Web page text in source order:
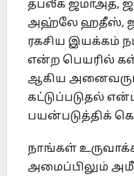
தப்லீக் ஜமாஅத்,
அஹ்லே ஹதீஸ்,
ரகசிய இயக்கம்
என்ற பெயரில்
ஆகிய
கட்டுப்படுதல்
பயன்படுத்திக்
நாங்கள்
அமைப்பிலும்